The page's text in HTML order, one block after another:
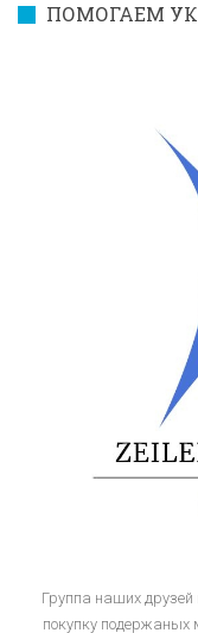
ПОМОГАЕМ
Группа наших
покупку